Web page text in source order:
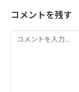
コメントを残す